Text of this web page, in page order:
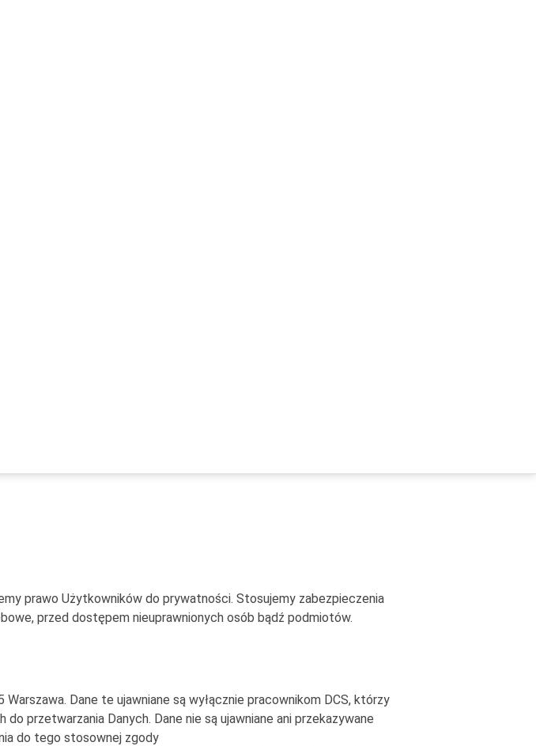
prawo Użytkowników do prywatności. Stosujemy zabezpieczenia
przed dostępem nieuprawnionych osób bądź podmiotów.
Dane te ujawniane są wyłącznie pracownikom DCS, którzy
przetwarzania Danych. Dane nie są ujawniane ani przekazywane
do tego stosownej zgody